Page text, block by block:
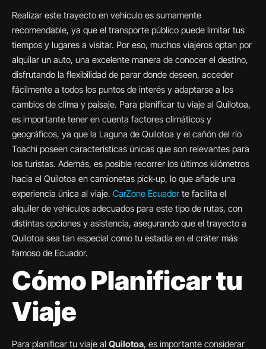
Realizar este trayecto en vehículo es sumamente
recomendable, ya que el transporte público puede limitar tus
tiempos y lugares a visitar. Por eso, muchos viajeros optan por
alquilar un auto, una excelente manera de conocer el destino,
disfrutando la flexibilidad de parar donde deseen, acceder
fácilmente a todos los puntos de interés y adaptarse a los
cambios de clima y paisaje. Para planificar tu viaje al Quilotoa,
es importante tener en cuenta factores climáticos y
geográficos, ya que la Laguna de Quilotoa y el cañón del río
Toachi poseen características únicas que son relevantes para
los turistas. Además, es posible recorrer los últimos kilómetros
hacia el Quilotoa en camionetas pick-up, lo que añade una
experiencia única al viaje. CarZone Ecuador te facilita el
alquiler de vehículos adecuados para este tipo de rutas, con
distintas opciones y asistencia, asegurando que el trayecto a
Quilotoa sea tan especial como tu estadía en el cráter más
famoso de Ecuador.
Cómo Planificar tu
Viaje
Para planificar tu viaje al Quilotoa, es importante considerar